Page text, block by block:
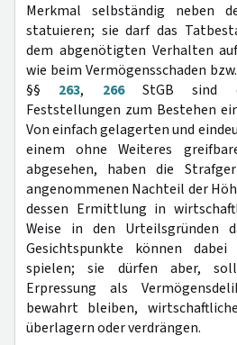
Merkmal selbständig neben
statuieren; sie darf das
dem abgenötigten Verhalten
wie beim Vermögensschaden
§§ 263, 266StGB sind
Feststellungen zum Bestehen
Von einfach gelagerten und
einem ohne Weiteres
abgesehen, haben die
angenommenen Nachteil der
dessen Ermittlung in
Weise in den Urteilsgründen
Gesichtspunkte können
spielen; sie dürfen aber,
Erpressung als
bewahrt bleiben,
überlagern oder verdrängen.